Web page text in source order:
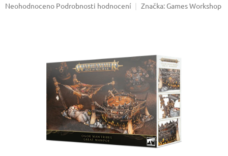
Průměrné
Neohodnoceno Podrobnosti hodnocení Značka: Games Workshop